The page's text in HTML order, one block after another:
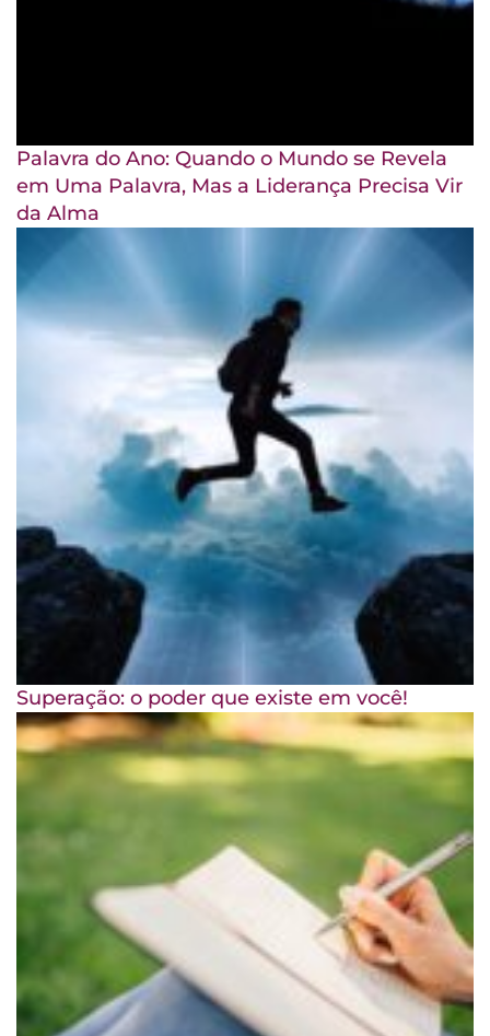
Palavra do Ano: Quando o Mundo se Revela
em Uma Palavra, Mas a Liderança Precisa Vir
da Alma
Superação: o poder que existe em você!